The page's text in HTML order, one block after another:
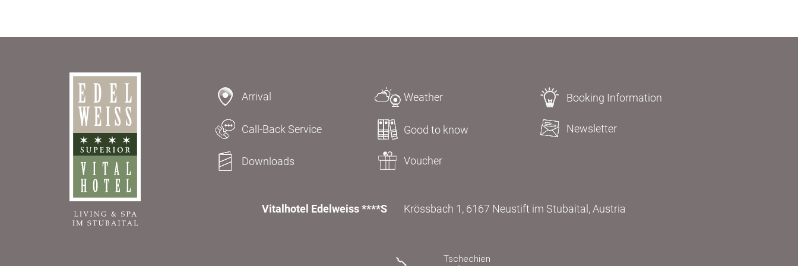
Arrival Weather Booking Information
Call-Back Service Good to know Newsletter
Downloads Voucher
Vitalhotel Edelweiss ****S Krössbach 1, 6167 Neustift im Stubaital, Austria